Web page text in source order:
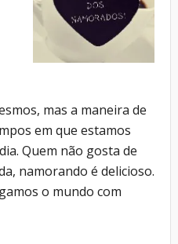
mas a maneira de
em que estamos
Quem não gosta de
namorando é delicioso.
o mundo com